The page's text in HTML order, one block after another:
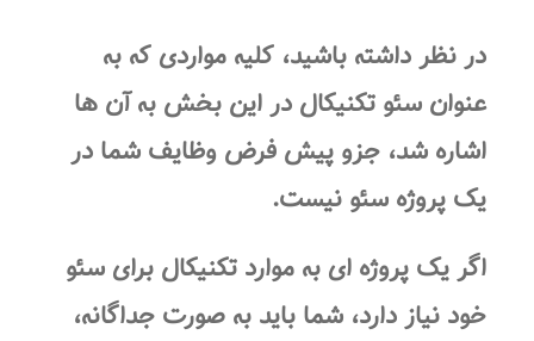
در نظر داشته باشید، کلیه مواردی که به
عنوان سئو تکنیکال در این بخش به آن ها
اشاره شد، جزو پیش فرض وظایف شما در
یک پروژه سئو نیست.
اگر یک پروژه ای به موارد تکنیکال برای سئو
خود نیاز دارد، شما باید به صورت جداگانه،